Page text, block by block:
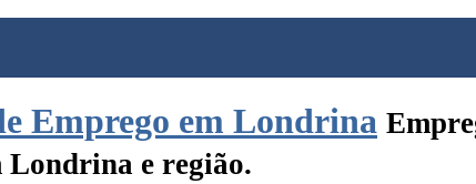
Londrina e região.